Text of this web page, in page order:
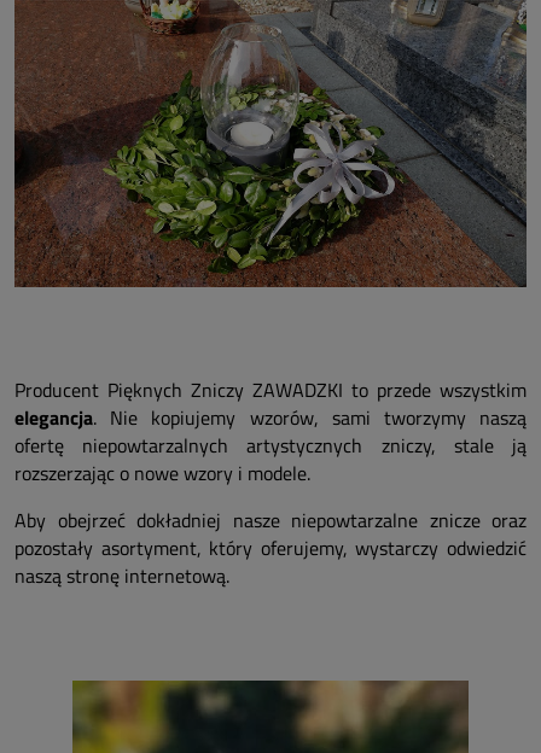
Producent Pięknych Zniczy ZAWADZKI to przede wszystkim
elegancja. Nie kopiujemy wzorów, sami tworzymy naszą
ofertę niepowtarzalnych artystycznych zniczy, stale ją
rozszerzając o nowe wzory i modele.
Aby obejrzeć dokładniej nasze niepowtarzalne znicze oraz
pozostały asortyment, który oferujemy, wystarczy odwiedzić
naszą stronę internetową.